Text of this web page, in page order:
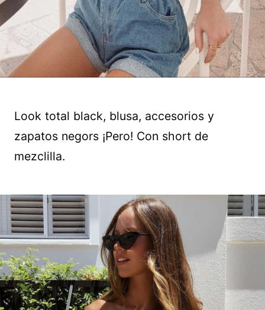
Look total black, blusa, accesorios y
zapatos negors ¡Pero! Con short de
mezclilla.